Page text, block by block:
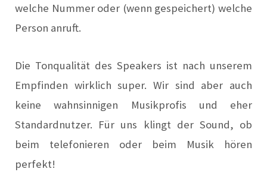
welche Nummer oder (wenn gespeichert) welche
Person anruft.
Die Tonqualität des Speakers ist nach unserem
Empfinden wirklich super. Wir sind aber auch
keine wahnsinnigen Musikprofis und eher
Standardnutzer. Für uns klingt der Sound, ob
beim telefonieren oder beim Musik hören
perfekt!